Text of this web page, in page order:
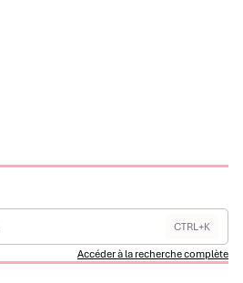
CTRL+K
Accéder à la recherche complète